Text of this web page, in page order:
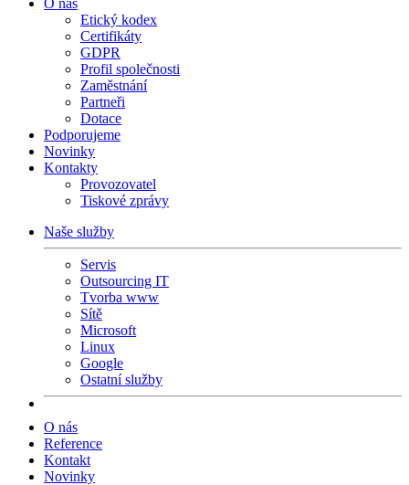
O nás
Etický kodex
Certifikáty
GDPR
Profil společnosti
Zaměstnání
Partneři
Dotace
Podporujeme
Novinky
Kontakty
Provozovatel
Tiskové zprávy
Naše služby
Servis
Outsourcing IT
Tvorba www
Sítě
Microsoft
Linux
Google
Ostatní služby
O nás
Reference
Kontakt
Novinky